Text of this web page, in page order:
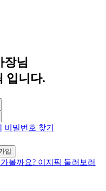
장님
입니다.
비밀번호 찾기
입